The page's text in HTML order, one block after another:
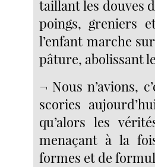
taillant les douves
poings, greniers
l’enfant marche
pâture, abolissant
¬ Nous n’avions,
scories
qu’alors les
menaçant à la
formes et de